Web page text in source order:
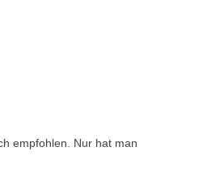
empfohlen. Nur hat man